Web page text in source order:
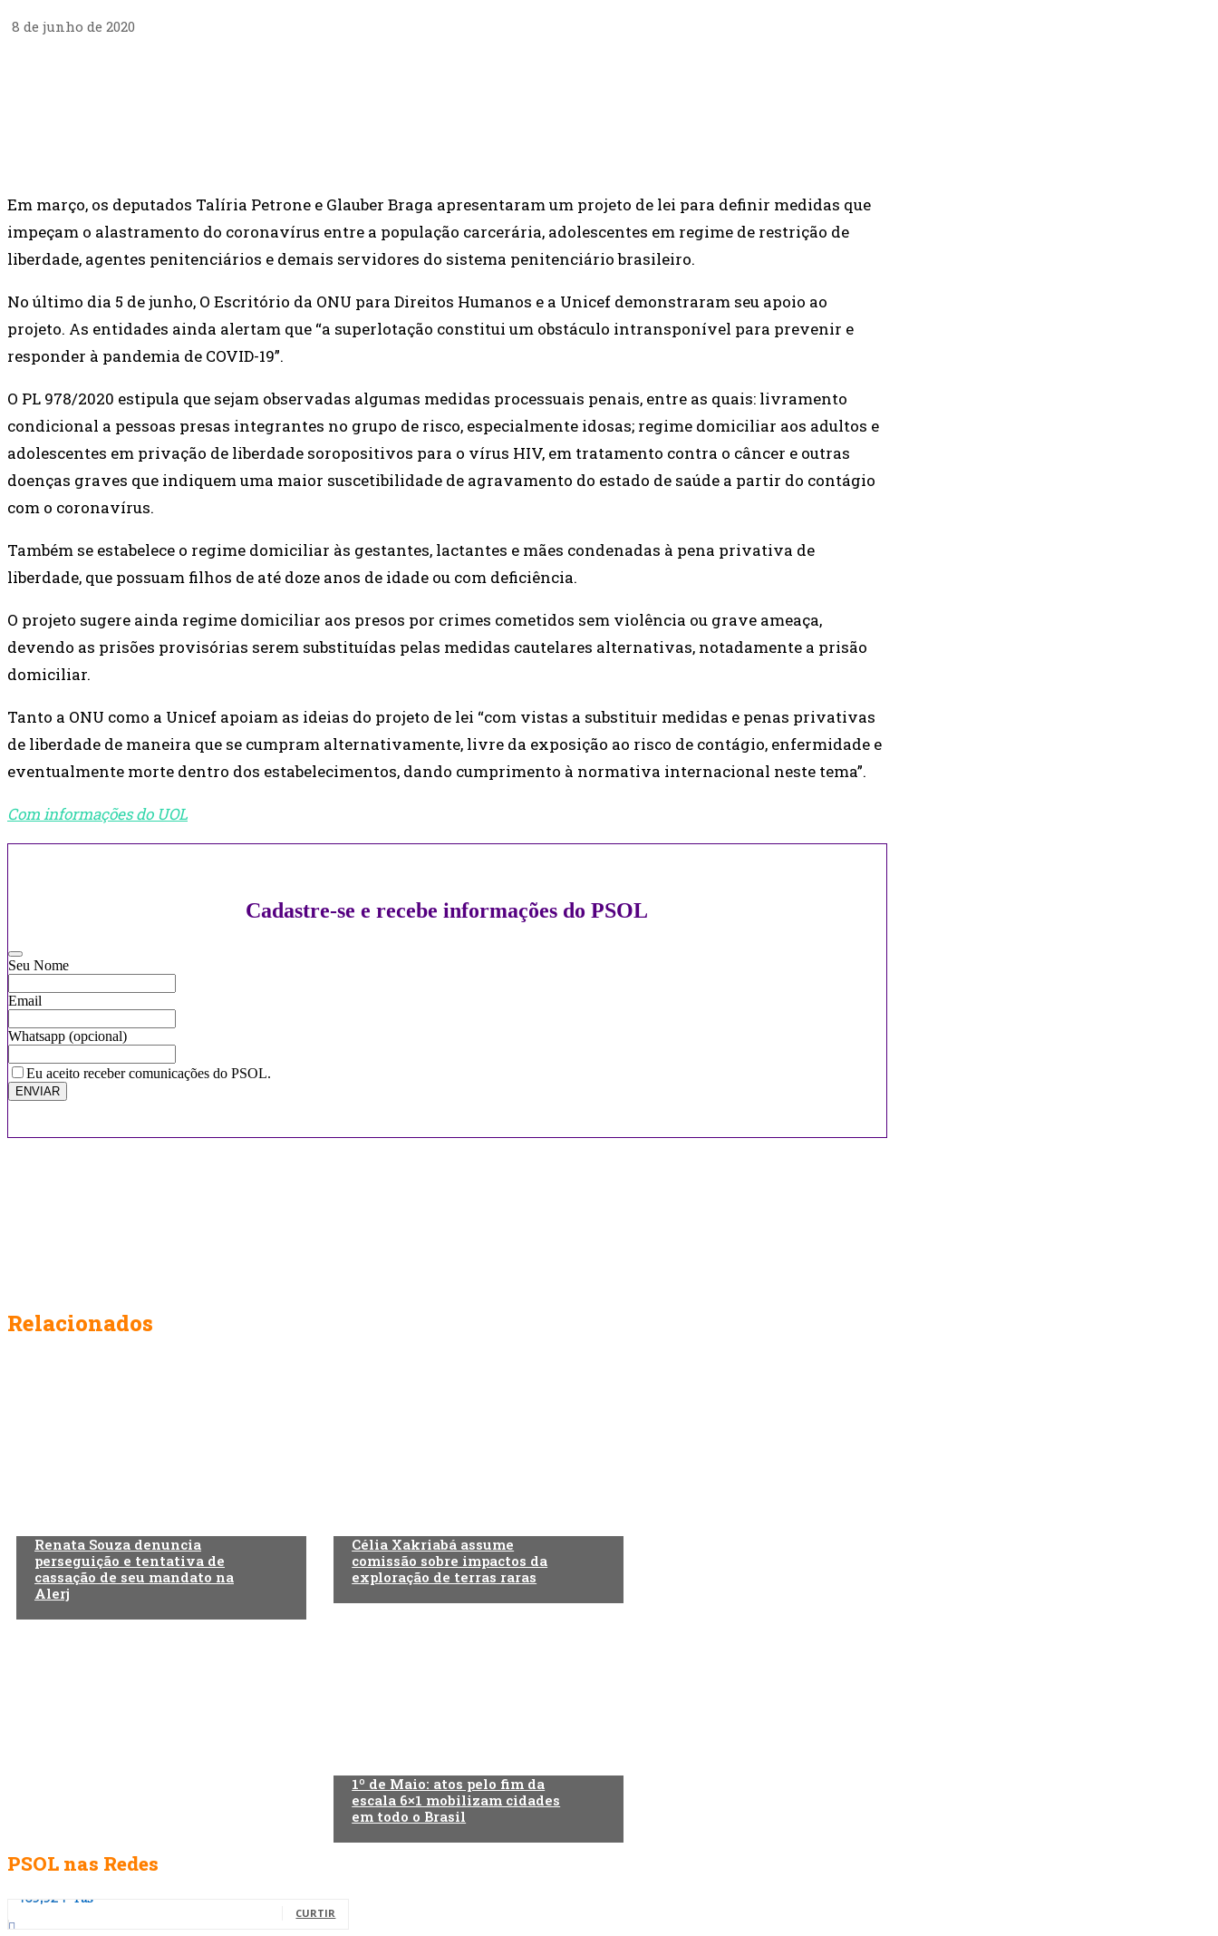
8 de junho de 2020
Em março, os deputados Talíria Petrone e Glauber Braga apresentaram um projeto de lei para definir medidas que
impeçam o alastramento do coronavírus entre a população carcerária, adolescentes em regime de restrição de
liberdade, agentes penitenciários e demais servidores do sistema penitenciário brasileiro.
No último dia 5 de junho, O Escritório da ONU para Direitos Humanos e a Unicef demonstraram seu apoio ao
projeto. As entidades ainda alertam que “a superlotação constitui um obstáculo intransponível para prevenir e
responder à pandemia de COVID-19”.
O PL 978/2020 estipula que sejam observadas algumas medidas processuais penais, entre as quais: livramento
condicional a pessoas presas integrantes no grupo de risco, especialmente idosas; regime domiciliar aos adultos e
adolescentes em privação de liberdade soropositivos para o vírus HIV, em tratamento contra o câncer e outras
doenças graves que indiquem uma maior suscetibilidade de agravamento do estado de saúde a partir do contágio
com o coronavírus.
Também se estabelece o regime domiciliar às gestantes, lactantes e mães condenadas à pena privativa de
liberdade, que possuam filhos de até doze anos de idade ou com deficiência.
O projeto sugere ainda regime domiciliar aos presos por crimes cometidos sem violência ou grave ameaça,
devendo as prisões provisórias serem substituídas pelas medidas cautelares alternativas, notadamente a prisão
domiciliar.
Tanto a ONU como a Unicef apoiam as ideias do projeto de lei “com vistas a substituir medidas e penas privativas
de liberdade de maneira que se cumpram alternativamente, livre da exposição ao risco de contágio, enfermidade e
eventualmente morte dentro dos estabelecimentos, dando cumprimento à normativa internacional neste tema”.
Com informações do UOL
Cadastre-se e recebe informações do PSOL
Seu Nome
Email
Whatsapp (opcional)
Website
URL
Eu aceito receber comunicações do PSOL.
ENVIAR
Relacionados
Renata Souza denuncia
perseguição e tentativa de
cassação de seu mandato na
Alerj
Célia Xakriabá assume
comissão sobre impactos da
exploração de terras raras
1º de Maio: atos pelo fim da
escala 6×1 mobilizam cidades
em todo o Brasil
PSOL nas Redes
469,924 Fãs
CURTIR